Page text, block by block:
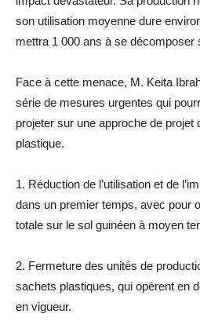
son utilisation moyenne dure
mettra 1 000 ans à se décomposer
Face à cette menace, M. Keita
série de mesures urgentes qui
projeter sur une approche de projet
plastique.
1. Réduction de l’utilisation et de
dans un premier temps, avec pour
totale sur le sol guinéen à moyen
2. Fermeture des unités de
sachets plastiques, qui opèrent en
en vigueur.